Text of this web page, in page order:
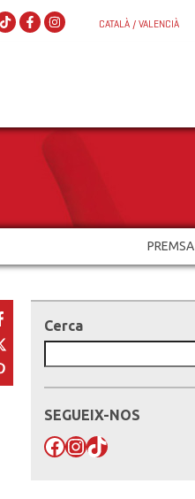
CATALÀ / VALENCIÀ
PREMSA
Cerca
SEGUEIX-NOS
Facebook
Instagram
TikTok